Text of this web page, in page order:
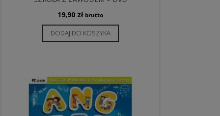
19,90 zł brutto
DODAJ DO KOSZYKA